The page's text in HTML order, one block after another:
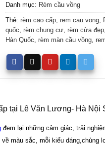
Danh mục: Rèm cầu vồng
Thẻ: rèm cao cấp rem cau vong
quốc rèm chung cư rèm cửa đẹp
Hàn Quốc rèm màn cầu vồng
tại Lê Văn Lương- Hà Nội
đem lại những cảm giác, trải
màu sắc, mỗi kiểu dáng,chủng